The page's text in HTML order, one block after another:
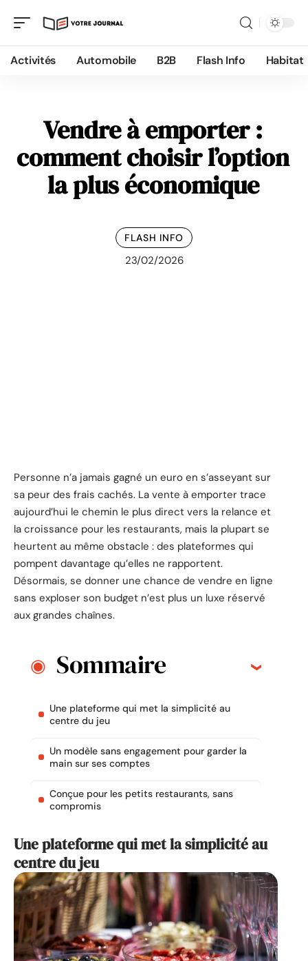
Activités Automobile B2B Flash Info Habitat
Vendre à emporter :
comment choisir l’option
la plus économique
FLASH INFO
23/02/2026
Personne n’a jamais gagné un euro en s’asseyant sur
sa peur des frais cachés. La vente à emporter trace
aujourd’hui le chemin le plus direct vers la relance et
la croissance pour les restaurants, mais la plupart se
heurtent au même obstacle : des plateformes qui
pompent davantage qu’elles ne rapportent.
Désormais, se donner une chance de vendre en ligne
sans exploser son budget n’est plus un luxe réservé
aux grandes chaînes.
Sommaire
Une plateforme qui met la simplicité au
centre du jeu
Un modèle sans engagement pour garder la
main sur ses comptes
Conçue pour les petits restaurants, sans
compromis
Une plateforme qui met la simplicité au
centre du jeu